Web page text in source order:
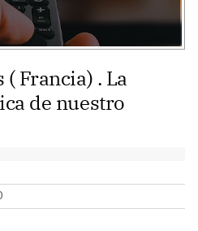
Francia) . La
de nuestro